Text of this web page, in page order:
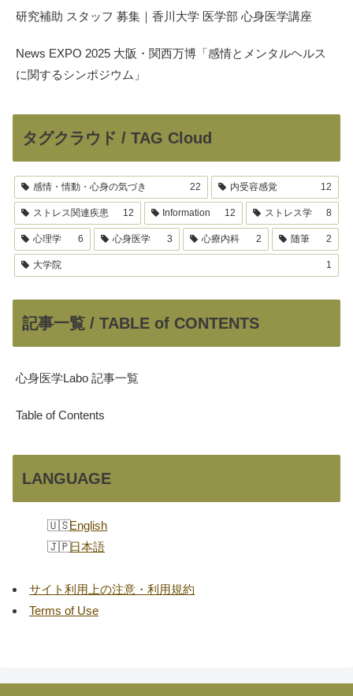
研究補助 スタッフ 募集｜香川大学 医学部 心身医学講座
News EXPO 2025 大阪・関西万博「感情とメンタルヘルス
に関するシンポジウム」
タグクラウド / TAG Cloud
感情・情動・心身の気づき 22 内受容感覚 12
ストレス関連疾患 12 Information 12 ストレス学 8
心理学 6 心身医学 3 心療内科 2 随筆 2
大学院 1
記事一覧 / TABLE of CONTENTS
心身医学Labo 記事一覧
Table of Contents
LANGUAGE
English
日本語
サイト利用上の注意・利用規約
Terms of Use